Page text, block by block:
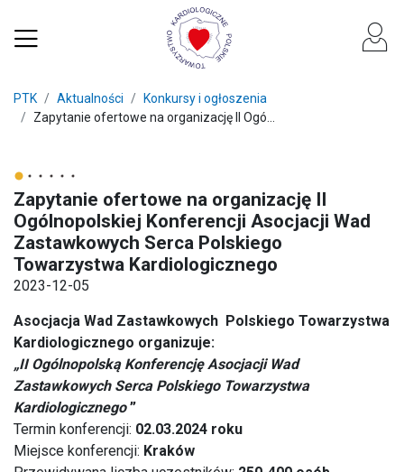
PTK Aktualności
Konkursy i ogłoszenia
Zapytanie ofertowe na organizację II Ogó...
Zapytanie ofertowe na organizację II
Ogólnopolskiej Konferencji Asocjacji Wad
Zastawkowych Serca Polskiego
Towarzystwa Kardiologicznego
2023-12-05
Asocjacja Wad Zastawkowych Polskiego Towarzystwa
Kardiologicznego organizuje:
„II Ogólnopolską Konferencję Asocjacji Wad
Zastawkowych Serca Polskiego Towarzystwa
Kardiologicznego”
Termin konferencji: 02.03.2024 roku
Miejsce konferencji: Kraków